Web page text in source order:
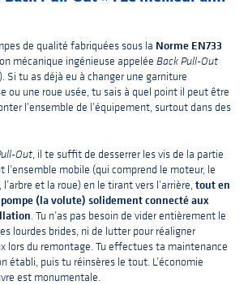
de qualité fabriquées sous la Norme EN733
mécanique ingénieuse appelée Back Pull-Out
Si tu as déjà eu à changer une garniture
ou une roue usée, tu sais à quel point il peut être
l’ensemble de l’équipement, surtout dans des
Out , il te suffit de desserrer les vis de la partie
l’ensemble mobile (qui comprend le moteur, le
et la roue) en le tirant vers l’arrière, tout en
(la volute) solidement connecté aux
. Tu n’as pas besoin de vider entièrement le
lourdes brides, ni de lutter pour réaligner
lors du remontage. Tu effectues ta maintenance
établi, puis tu réinsères le tout. L’économie
est monumentale.